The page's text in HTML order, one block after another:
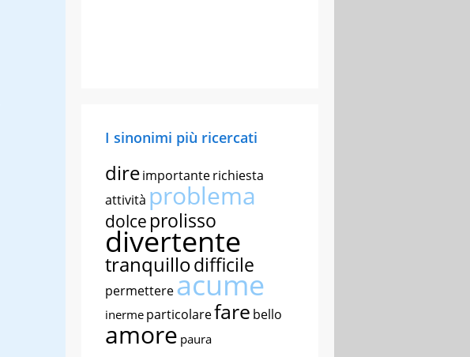
I sinonimi più ricercati
direimportanterichiesta
attività problema
dolce prolisso
divertente
tranquillodifficile
permettereacume
inerme particolarefare bello
amore paura